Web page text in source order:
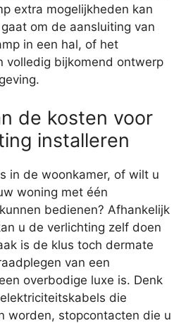
extra mogelijkheden kan
om de aansluiting van
in een hal, of het
volledig bijkomend ontwerp
de kosten voor
installeren
in de woonkamer, of wilt u
woning met één
bedienen? Afhankelijk
u de verlichting zelf doen
is de klus toch dermate
van een
overbodige luxe is. Denk
die
worden, stopcontacten die u